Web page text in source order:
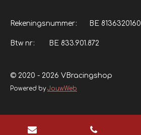
Rekeningsnummer: BE
Btw nr: BE 833.901.872
© 2020 - 2026 VBracingshop
Powered byJouwWeb